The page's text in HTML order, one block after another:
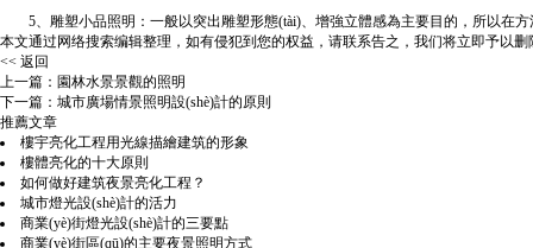
5、雕塑小品照明：一般以突出雕塑形態(tài)、增強立體感為主要目的，所以在方
本文通过网络搜索编辑整理，如有侵犯到您的权益，请联系告之，我们将立即予以删
<< 返回
上一篇： 園林水景景觀的照明
下一篇： 城市廣場情景照明設(shè)計的原則
推薦文章
樓宇亮化工程用光線描繪建筑的形象
樓體亮化的十大原則
如何做好建筑夜景亮化工程？
城市燈光設(shè)計的活力
商業(yè)街燈光設(shè)計的三要點
商業(yè)街區(qū)的主要夜景照明方式